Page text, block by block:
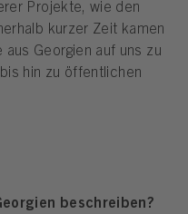
Projekte, wie den
kurzer Zeit kamen
Georgien auf uns zu
hin zu öffentlichen
beschreiben?